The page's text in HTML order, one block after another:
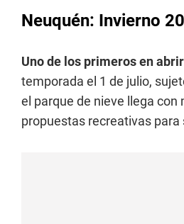
Neuquén: Invierno
Uno de los primeros en
temporada el 1 de julio,
el parque de nieve llega
propuestas recreativas para